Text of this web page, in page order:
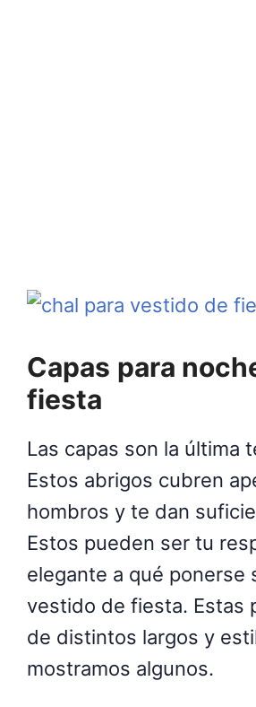
Capas para
fiesta
Las capas son la última
Estos abrigos cubren
hombros y te dan
Estos pueden ser tu
elegante a qué ponerse
vestido de fiesta. Estas
de distintos largos y
mostramos algunos.